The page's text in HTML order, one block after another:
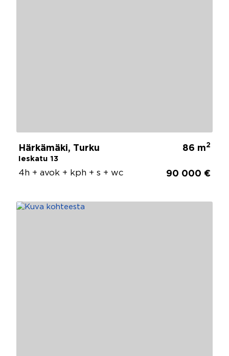
Härkämäki, Turku
Ieskatu 13
86 m2
4h + avok + kph + s + wc 90 000 €